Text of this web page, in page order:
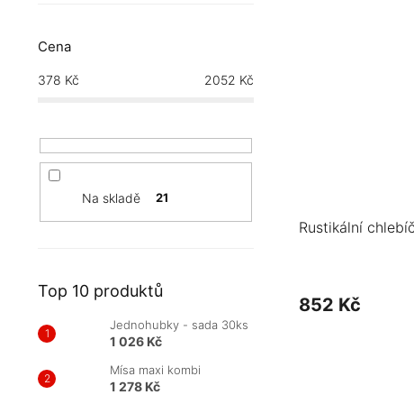
Cena
378 Kč 2052 Kč
Na skladě 21
Top 10 produktů
Jednohubky - sada 30ks
1 026 Kč
Mísa maxi kombi
1 278 Kč
Rustikální
852 Kč